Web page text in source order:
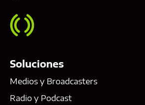
Soluciones
Medios y Broadcasters
Radio y Podcast